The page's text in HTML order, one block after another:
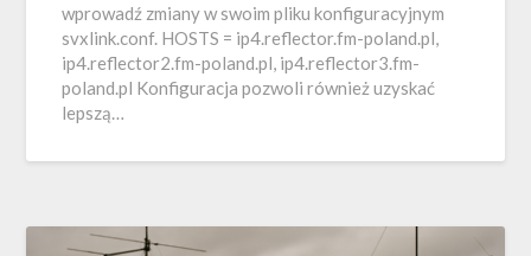
wprowadź zmiany w swoim pliku konfiguracyjnym
svxlink.conf. HOSTS = ip4.reflector.fm-poland.pl,
ip4.reflector2.fm-poland.pl, ip4.reflector3.fm-
poland.pl Konfiguracja pozwoli również uzyskać
lepszą…